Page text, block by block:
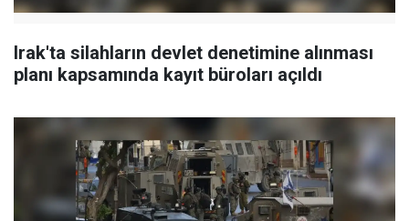
Irak'ta silahların devlet denetimine alınması
planı kapsamında kayıt büroları açıldı